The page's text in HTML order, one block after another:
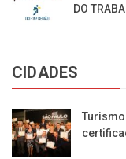
DO
CIDADES